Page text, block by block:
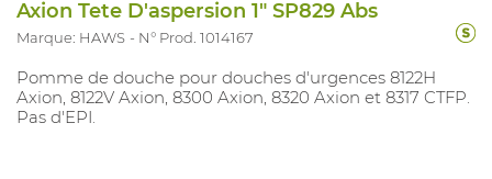
Axion Tete D'aspersion 1" SP829 Abs
Marque: HAWS N° Prod. 1014167
Pomme de douche pour douches d'urgences 8122H
Axion, 8122V Axion, 8300 Axion, 8320 Axion et 8317 CTFP.
Pas d'EPI.